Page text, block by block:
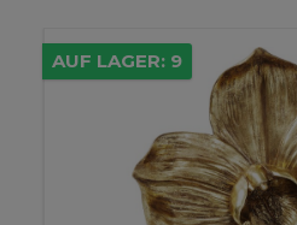
AUF LAGER: 9